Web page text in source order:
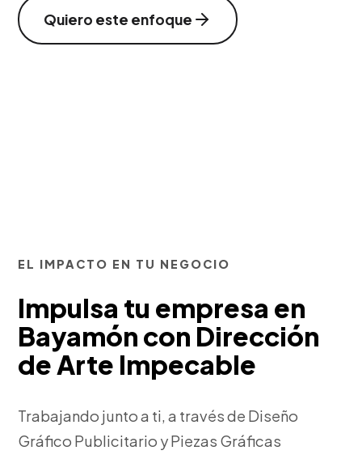
Quiero este enfoque
EL IMPACTO EN TU NEGOCIO
Impulsa tu empresa en
Bayamón con Dirección
de Arte Impecable
Trabajando junto a ti, a través de Diseño
Gráfico Publicitario y Piezas Gráficas